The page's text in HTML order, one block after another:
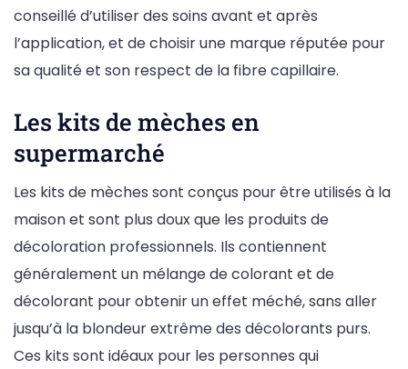
conseillé d’utiliser des soins avant et après
l’application, et de choisir une marque réputée pour
sa qualité et son respect de la fibre capillaire.
Les kits de mèches en
supermarché
Les kits de mèches sont conçus pour être utilisés à la
maison et sont plus doux que les produits de
décoloration professionnels. Ils contiennent
généralement un mélange de colorant et de
décolorant pour obtenir un effet méché, sans aller
jusqu’à la blondeur extrême des décolorants purs.
Ces kits sont idéaux pour les personnes qui